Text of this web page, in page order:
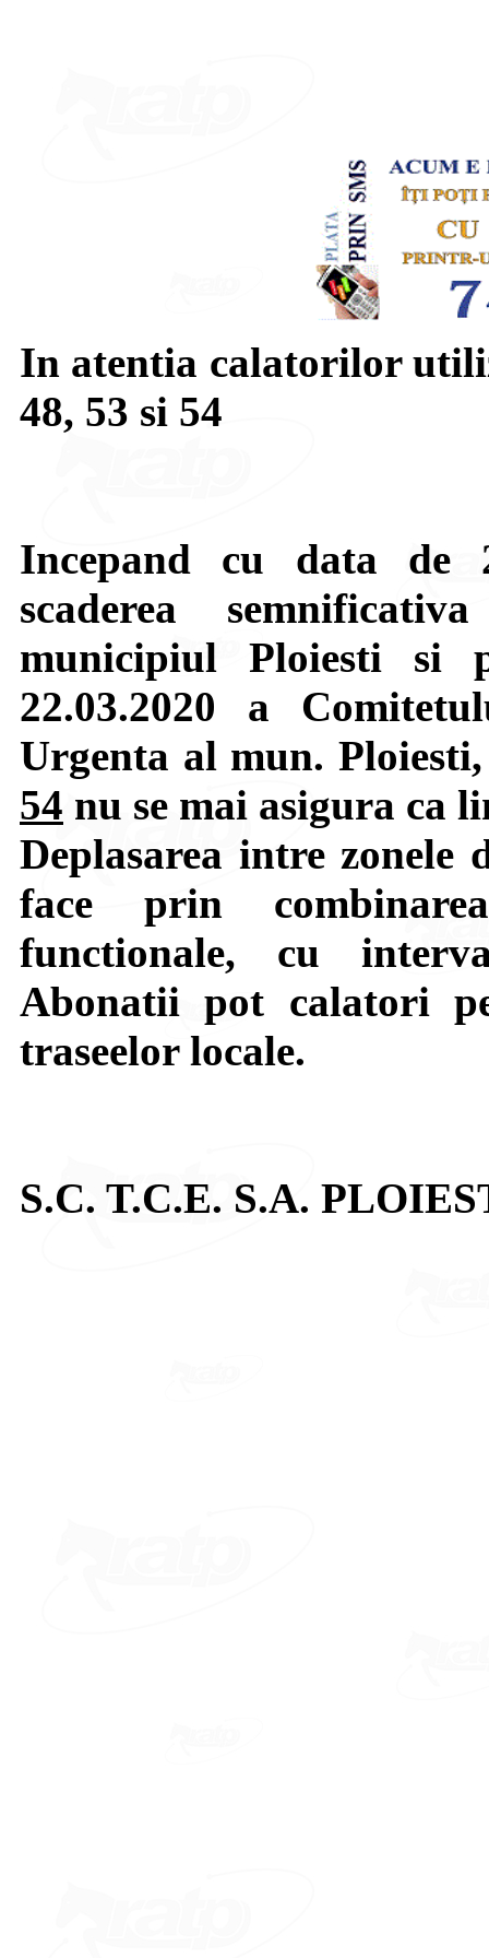
In atentia calatorilor
48, 53 si 54
Incepand cu data de
scaderea
municipiul Ploiesti si
22.03.2020 a
Urgenta al mun.
54 nu se mai asigura ca
Deplasarea intre zonele
face prin
functionale, cu
Abonatii pot calatori
traseelor locale.
S.C. T.C.E. S.A.